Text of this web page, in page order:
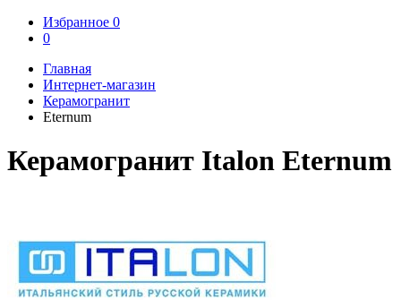
Избранное 0
0
Главная
Интернет-магазин
Керамогранит
Eternum
Керамогранит Italon Eternum